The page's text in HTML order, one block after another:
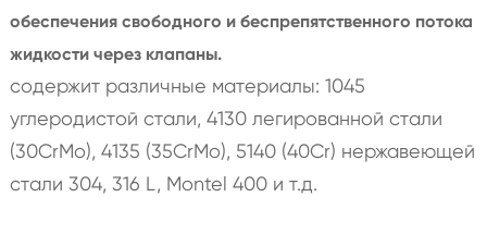
обеспечения свободного и беспрепятственного потока
жидкости через клапаны.
содержит различные материалы: 1045
углеродистой стали, 4130 легированной стали
(30CrMo), 4135 (35CrMo), 5140 (40Cr) нержавеющей
стали 304, 316 L, Montel 400 и т.д.